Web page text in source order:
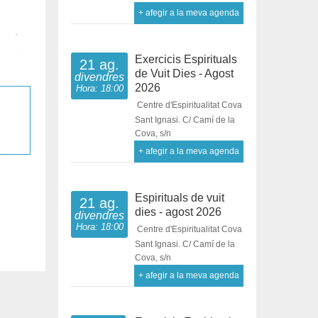
+ afegir a la meva agenda
21 ag.
divendres
Hora: 18:00
Exercicis Espirituals
de Vuit Dies - Agost
2026
Centre d'Espiritualitat Cova
Sant Ignasi. C/ Camí de la
Cova, s/n
+ afegir a la meva agenda
21 ag.
divendres
Hora: 18:00
Espirituals de vuit
dies - agost 2026
Centre d'Espiritualitat Cova
Sant Ignasi. C/ Camí de la
Cova, s/n
+ afegir a la meva agenda